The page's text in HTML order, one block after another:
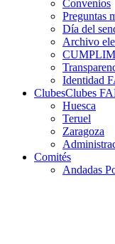
Convenios
Preguntas
Día del
Archivo
Identidad
ClubesClubes
Huesca
Teruel
Zaragoza
Comités
Andadas